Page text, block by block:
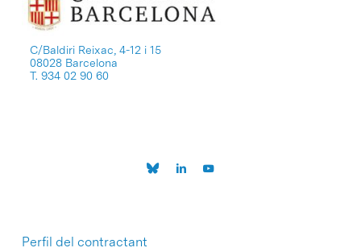
C/Baldiri Reixac, 4-12 i 15
08028 Barcelona
T. 934 02 90 60
Perfil del contractant